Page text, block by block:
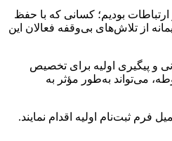
بودیم؛ کسانی که با حفظ
از تلاش‌های بی‌وقفه فعالان این
و پیگیری اولیه برای تخصیص
می‌تواند به‌طور مؤثر به
ثبت‌نام اولیه اقدام نمایند.